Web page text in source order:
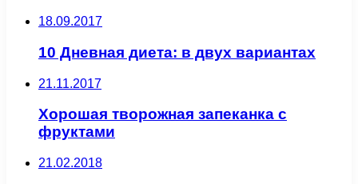
18.09.2017
10 Дневная диета: в двух вариантах
21.11.2017
Хорошая творожная запеканка с
фруктами
21.02.2018